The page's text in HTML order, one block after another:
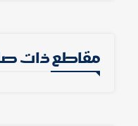
مقاطع ذات